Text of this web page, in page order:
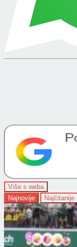
Više s weba
Najnovije
Najčitanije